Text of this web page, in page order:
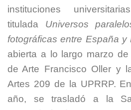
instituciones
titulada Universos
fotográficas entre España y
abierta a lo largo marzo
de Arte Francisco Oller y
Artes 209 de la UPRRP.
año, se trasladó a la